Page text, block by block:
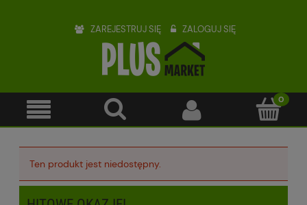
ZAREJESTRUJ SIĘ ZALOGUJ SIĘ
Ten produkt jest niedostępny.